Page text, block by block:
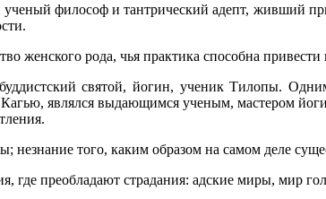
философ и тантрический адепт, живший
женского рода, чья практика способна
святой, йогин, ученик Тилопы.
являлся выдающимся ученым, мастером
незнание того, каким образом на самом деле
где преобладают страдания: адские миры, мир